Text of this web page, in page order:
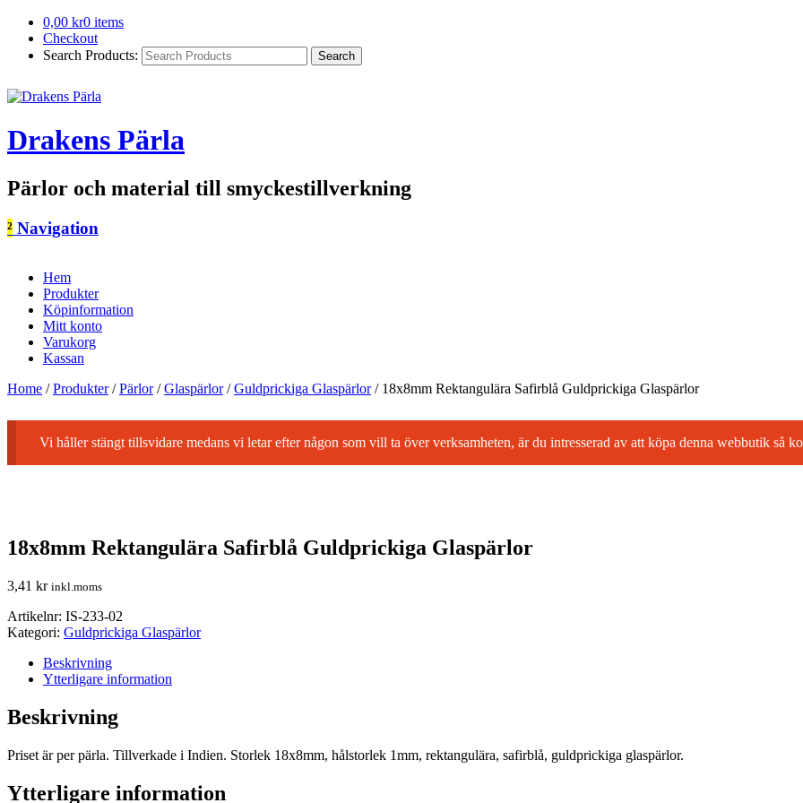
0,00 kr0 items
Checkout
Search Products:
Drakens Pärla
Pärlor och material till smyckestillverkning
² Navigation
Hem
Produkter
Köpinformation
Mitt konto
Varukorg
Kassan
Home / Produkter / Pärlor / Glaspärlor / Guldprickiga Glaspärlor / 18x8mm Rektangulära Safirblå Guldprickiga Glaspärlor
Vi håller stängt tillsvidare medans vi letar efter någon som vill ta över verksamheten, är du intresserad av att köpa denna webbutik så
18x8mm Rektangulära Safirblå Guldprickiga Glaspärlor
3,41 kr inkl.moms
Artikelnr: IS-233-02
Kategori: Guldprickiga Glaspärlor
Beskrivning
Ytterligare information
Beskrivning
Priset är per pärla. Tillverkade i Indien. Storlek 18x8mm, hålstorlek 1mm, rektangulära, safirblå, guldprickiga glaspärlor.
Ytterligare information